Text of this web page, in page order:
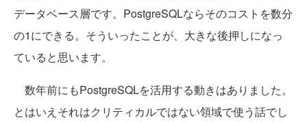
データベース層です。PostgreSQLならそのコストを数分
の1にできる。そういったことが、大きな後押しになっ
ていると思います。
数年前にもPostgreSQLを活用する動きはありました。
とはいえそれはクリティカルではない領域で使う話でし